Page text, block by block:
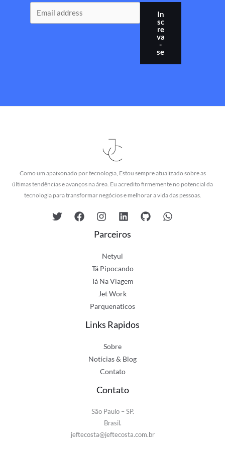
In
sc
re
va
-
se
Como um apaixonado por tecnologia, Estou sempre atualizado sobre as
últimas tendências e avanços na área. Eu acredito firmemente no potencial da
tecnologia para transformar negócios e melhorar a vida das pessoas.
Parceiros
Netyul
Tá Pipocando
Tá Na Viagem
Jet Work
Parquenaticos
Links Rapidos
Sobre
Notícias & Blog
Contato
Contato
São Paulo – SP.
Brasil.
jeftecosta@jeftecosta.com.br